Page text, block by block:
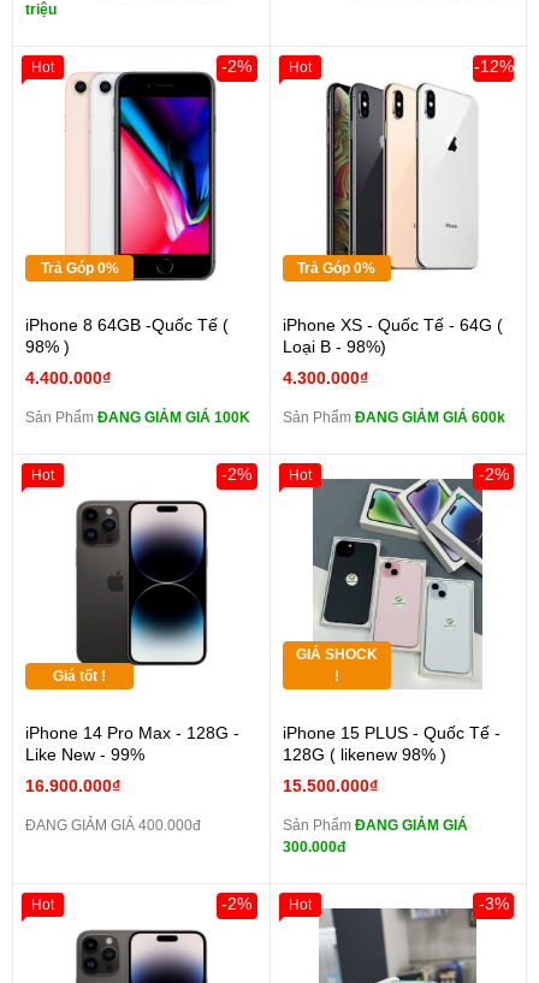
triệu
Trả Góp 0%
iPhone 8 64GB -Quốc Tế (
98% )
4.400.000₫
-2%
Sản Phẩm ĐANG GIẢM GIÁ 100K
Hot
Trả Góp 0%
iPhone XS - Quốc Tế - 64G (
Loại B - 98%)
4.300.000₫
-12%
Sản Phẩm ĐANG GIẢM GIÁ 600k
Hot
Giá tốt !
iPhone 14 Pro Max - 128G -
Like New - 99%
16.900.000₫
-2%
ĐANG GIẢM GIÁ 400.000đ
Hot
GIÁ SHOCK
!
iPhone 15 PLUS - Quốc Tế -
128G ( likenew 98% )
15.500.000₫
-2%
Sản Phẩm ĐANG GIẢM GIÁ
300.000đ
Hot
-2%
Hot -3%
Hot